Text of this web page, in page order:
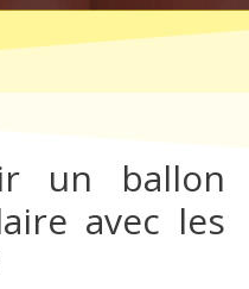
un ballon
avec les